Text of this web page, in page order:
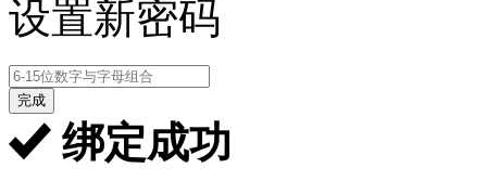
设置新密码
完成
绑定成功